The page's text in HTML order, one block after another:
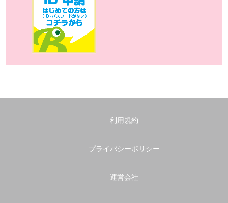
利用規約
プライバシーポリシー
運営会社